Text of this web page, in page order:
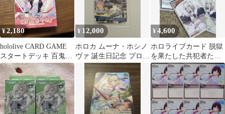
¥2,180
hololive CARD GAME
スタートデッキ 百鬼あ
やめ
¥ 12,000
ホロカ ムーナ・ホシノ
ヴァ 誕生日記念 プロモ
未開封
¥4,600
ホロライブカード 脱獄
を果たした共犯者たち
モココ 各2枚ホロカ
+おまけ